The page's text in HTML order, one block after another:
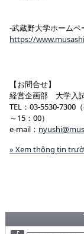
-武蔵野大学ホームペ
https://
【お問合せ】
経営企画部 大学入
TEL：03-5530-7300
～15：00）
e-mail：
» Xem thông tin